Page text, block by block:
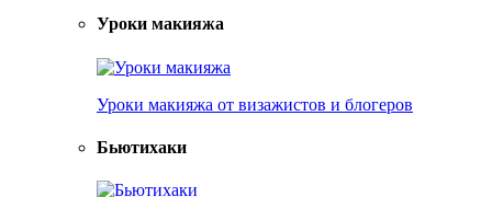
Уроки макияжа
Уроки макияжа от визажистов и блогеров
Бьютихаки